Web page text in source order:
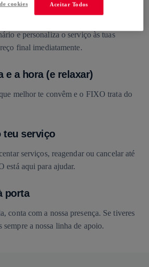
e personaliza o serviço às tuas
final imediatamente.
e a hora (e relaxar)
melhor te convêm e o FIXO trata do
teu serviço
serviços, reagendar ou cancelar até
está aqui para ajudar.
porta
conta com a nossa presença. Se tiveres
sempre a nossa linha de apoio.
Aceitar Todos
cookies